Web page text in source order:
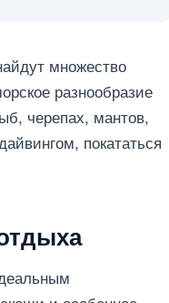
множество
разнообразие
черепах, мантов,
покататься